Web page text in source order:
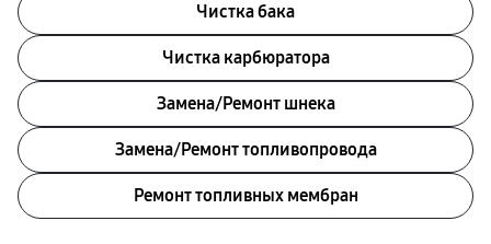
Чистка бака
Чистка карбюратора
Замена/Pемонт шнека
Замена/Pемонт топливопровода
Ремонт топливных мембран